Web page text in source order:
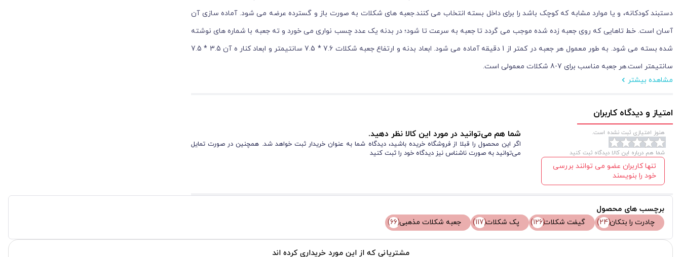
دستبند کودکانه، و یا موارد مشابه که کوچک باشد را برای داخل بسته انتخاب می کنند.جعبه های شکلات به صورت باز و گسترده عرضه می شود. آماده سازی آن
آسان است. خط تاهایی که روی جعبه زده شده موجب می گردد تا جعبه به سرعت تا شود؛ در بدنه یک عدد چسب نواری می خورد و ته جعبه با شماره های نوشته
شده بسته می شود. به طور معمول هر جعبه در کمتر از 1 دقیقه آماده می شود. ابعاد بدنه و ارتفاع جعبه شکلات 7.6 * 7.5 سانتیمتر و ابعاد کنار ه آن 3.5 * 7.5
سانتیمتر است.هر جعبه مناسب برای 7-8 شکلات معمولی است.
مشاهده بیشتر
امتیاز و دیدگاه کاربران
هنوز امتیازی ثبت نشده است.
شما هم درباره این کالا دیدگاه ثبت کنید
تنها کاربران عضو می توانند بررسی
خود را بنویسند
شما هم می‌توانید در مورد این کالا نظر دهید.
اگر این محصول را قبلا از فروشگاه خریده باشید، دیدگاه شما به عنوان خریدار ثبت خواهد شد. همچنین در صورت تمایل
می‌توانید به صورت ناشناس نیز دیدگاه خود را ثبت کنید
برچسب های محصول
چادرت را بتکان(24) گیفت شکلات(126) پک شکلات(117) جعبه شکلات مذهبی(66)
مشتریانی که از این مورد خریداری کرده اند